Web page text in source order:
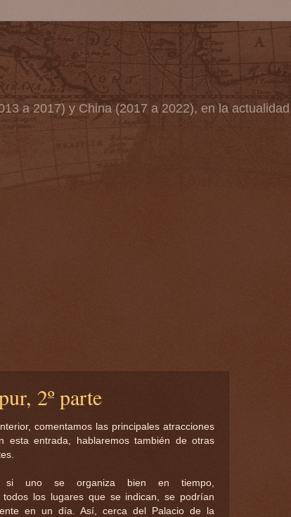
a 2017) y China (2017 a 2022), en la
2º parte
comentamos las principales atracciones
esta entrada, hablaremos también de otras
si uno se organiza bien en tiempo,
todos los lugares que se indican, se podrían
en un día. Así, cerca del Palacio de la